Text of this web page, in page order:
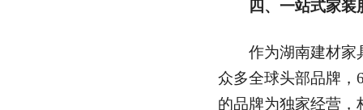
四、一站式家装
作为湖南建材家
众多全球头部品牌，
的品牌为独家经营